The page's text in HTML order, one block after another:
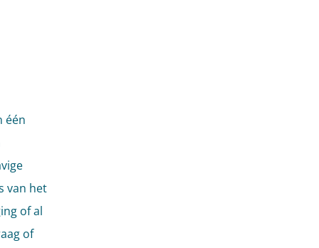
één
van het
of al
of